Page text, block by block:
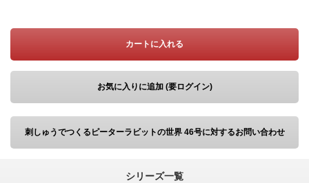
カートに入れる
お気に入りに追加 (要ログイン)
刺しゅうでつくるピーターラビットの世界 46号に対するお問い合わせ
シリーズ一覧